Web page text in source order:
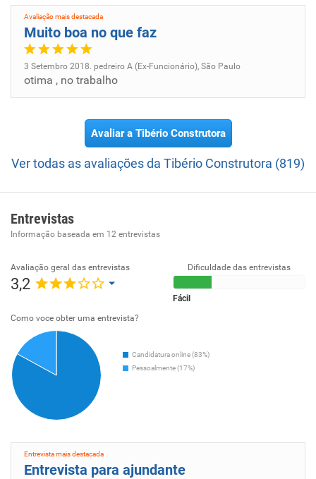
são os pilares que estiveram presentes durante toda a
trajetória da Tibério e até hoje são valores preservados no
dia a dia da empresa, por serem fundamentais para o
cumprimento de seus compromissos e prazos.
Avaliação mais destacada
Muito boa no que faz
3 Setembro 2018. pedreiro A (Ex-Funcionário), São Paulo
otima , no trabalho
Avaliar a Tibério Construtora
Ver todas as avaliações da Tibério Construtora (819)
Entrevistas
Informação baseada em 12 entrevistas
Avaliação geral das entrevistas
3,2
Dificuldade das entrevistas
Fácil
Como voce obter uma entrevista?
Candidatura online (83%)
Pessoalmente (17%)
Entrevista mais destacada
Entrevista para ajundante